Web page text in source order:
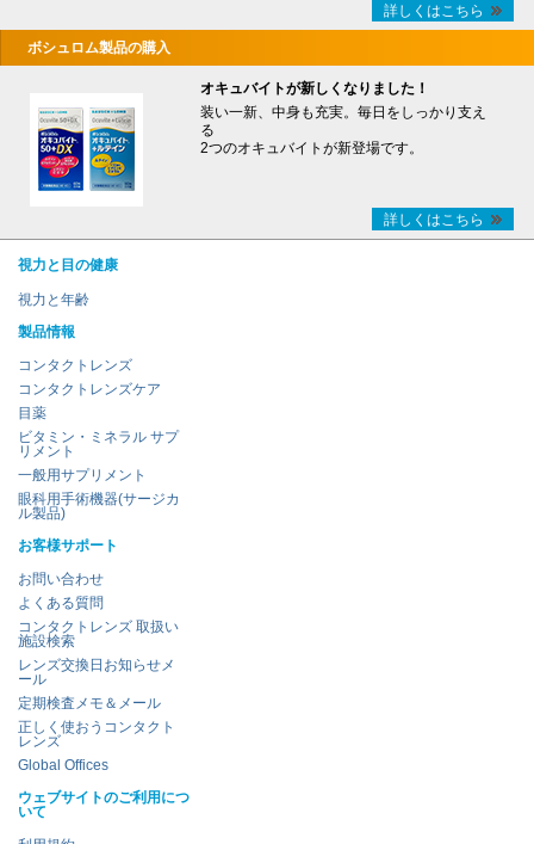
詳しくはこちら
ボシュロム製品の購入
オキュバイトが新しくなりました！
装い一新、中身も充実。毎日をしっかり支え
る
2つのオキュバイトが新登場です。
詳しくはこちら
視力と目の健康
視力と年齢
製品情報
コンタクトレンズ
コンタクトレンズケア
目薬
ビタミン・ミネラル サプ
リメント
一般用サプリメント
眼科用手術機器(サージカ
ル製品)
お客様サポート
お問い合わせ
よくある質問
コンタクトレンズ 取扱い
施設検索
レンズ交換日お知らせメ
ール
定期検査メモ＆メール
正しく使おうコンタクト
レンズ
Global Offices
ウェブサイトのご利用につ
いて